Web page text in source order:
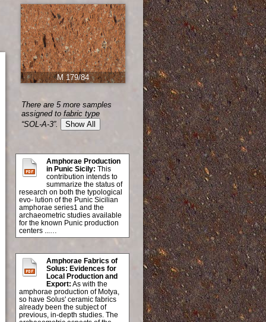
M 179/84
There are 5 more samples
assigned to fabric type
“SOL-A-3”.
Show All
Amphorae Production
in Punic Sicily: This
contribution intends to
summarize the status of
research on both the typological
evo- lution of the Punic Sicilian
amphorae series1 and the
archaeometric studies available
for the known Punic production
centers ...…
Amphorae Fabrics of
Solus: Evidences for
Local Production and
Export: As with the
amphorae production of Motya,
so have Solus' ceramic fabrics
already been the subject of
previous, in-depth studies. The